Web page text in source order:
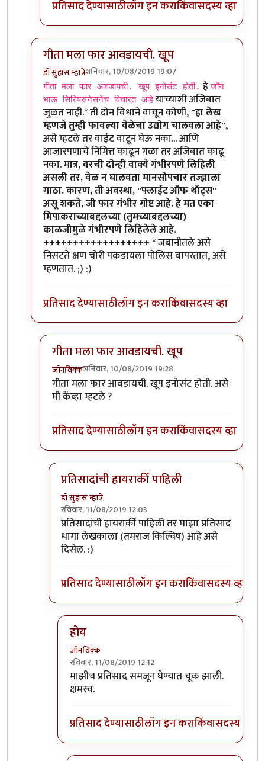
प्रतिसाद देण्यासाठीलॉग इन कराकिंवासदस्य व्हा
गीता मला फार आवडायची. खूप
डॉ सुहास म्हात्रेशनिवार, 10/08/2019 19:07
In reply toगीता मला फार आवडायची. खूप byतमराज
गीता मला फार आवडायची. खूप इनोसंट होती. हेजॉन
भाऊ सिरियसनेसनेच विचारत आहेयाच्याशी अजिबात
जुळत नाही.* ती दोन विधाने वाचून कोणी,"हा लेख
म्हणजे तुम्ही फावल्या वेळेचा उद्योग चालवला आहे",
असे म्हटले तर वाईट वाटून घेऊ नका... आणि
आजारपणाचे निमित्त काढून गळा तर अजिबात काढू
नका.मात्र, वरची दोन्ही वाक्ये गंभीरपणे लिहिली
असली तर, वेळ न घालवता मानसोपचार तज्ज्ञाला
गाठा. कारण, ती अवस्था, "फ्लाईट ऑफ थॉट्स"
असू शकते, जी फार गंभीर गोष्ट आहे. हे मत एका
मिपाकराच्याबद्दलच्या (तुमच्याबद्दलच्या)
काळजीमुळे गंभीरपणे लिहिलेले आहे.
++++++++++++++++++ * जबानीतले असे
निसटते क्षण चोरी पकडायला पोलिस वापरतात, असे
म्हणतात. ;) :)
प्रतिसाद देण्यासाठीलॉग इन कराकिंवासदस्य व्हा
गीता मला फार आवडायची. खूप
जॉनविक्कशनिवार, 10/08/2019 19:28
In reply toगीता मला फार आवडायची. खूपbyडॉ सुहास
गीता मला फार आवडायची. खूप इनोसंट होती. असे
मी केंव्हा म्हटले ?
प्रतिसाद देण्यासाठीलॉग इन कराकिंवासदस्य व्हा
प्रतिसादांची हायरार्की पाहिली
डॉ सुहास म्हात्रे
रविवार, 11/08/2019 12:03
In reply toगीता मला फार आवडायची. खूपby
प्रतिसादांची हायरार्की पाहिली तर माझा प्रतिसाद
धागा लेखकाला (तमराज किल्विष) आहे असे
दिसेल. :)
प्रतिसाद देण्यासाठीलॉग इन कराकिंवासदस्य व्हा
होय
जॉनविक्क
रविवार, 11/08/2019 12:12
In reply toप्रतिसादांची हायरार्की पाहिलीby
माझीच प्रतिसाद समजून घेण्यात चूक झाली.
क्षमस्व.
प्रतिसाद देण्यासाठीलॉग इन कराकिंवासदस्य व्हा